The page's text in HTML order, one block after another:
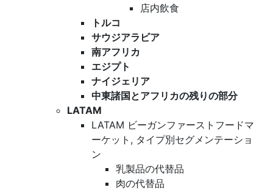
店内飲食
トルコ
サウジアラビア
南アフリカ
エジプト
ナイジェリア
中東諸国とアフリカの残りの部分
LATAM
LATAM ビーガンファーストフードマ
ーケット, タイプ別セグメンテーショ
ン
乳製品の代替品
肉の代替品